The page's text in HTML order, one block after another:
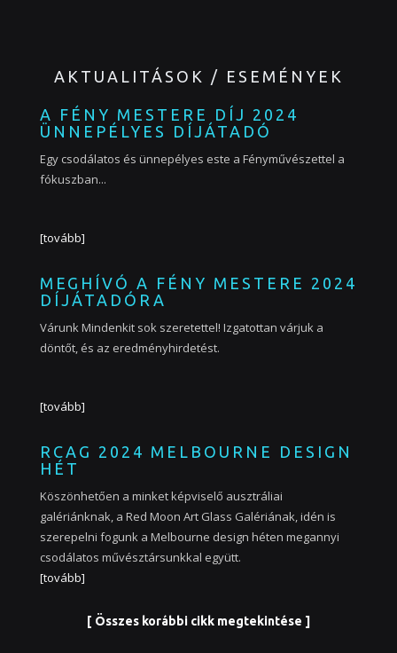
AKTUALITÁSOK / ESEMÉNYEK
A FÉNY MESTERE DÍJ 2024
ÜNNEPÉLYES DÍJÁTADÓ
Egy csodálatos és ünnepélyes este a Fényművészettel a
fókuszban...
[tovább]
MEGHÍVÓ A FÉNY MESTERE 2024
DÍJÁTADÓRA
Várunk Mindenkit sok szeretettel! Izgatottan várjuk a
döntőt, és az eredményhirdetést.
[tovább]
RCAG 2024 MELBOURNE DESIGN
HÉT
Köszönhetően a minket képviselő ausztráliai
galériánknak, a Red Moon Art Glass Galériának, idén is
szerepelni fogunk a Melbourne design héten megannyi
csodálatos művésztársunkkal együtt.
[tovább]
[ Összes korábbi cikk megtekintése ]